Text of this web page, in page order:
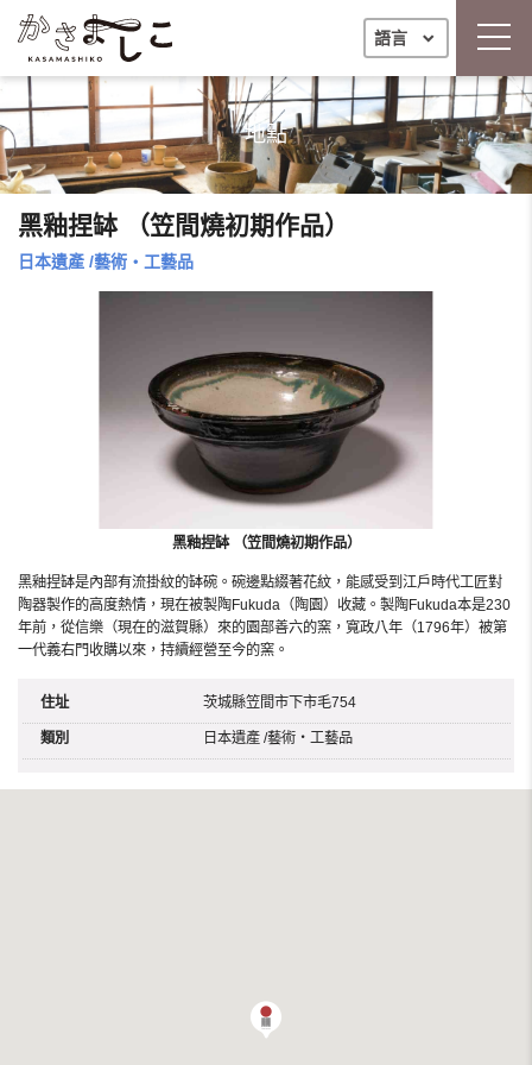
語言
地點
黑釉捏缽 （笠間燒初期作品）
日本遺產 /藝術・工藝品
黑釉捏缽 （笠間燒初期作品）
黑釉捏缽是內部有流掛紋的缽碗。碗邊點綴著花紋，能感受到江戶時代工匠對
陶器製作的高度熱情，現在被製陶Fukuda（陶園）收藏。製陶Fukuda本是230
年前，從信樂（現在的滋賀縣）來的園部善六的窯，寬政八年（1796年）被第
一代義右門收購以來，持續經營至今的窯。
住址 茨城縣笠間市下市毛754
類別 日本遺產 /藝術・工藝品